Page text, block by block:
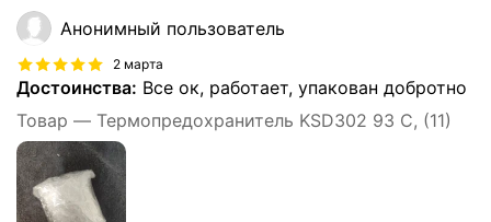
Анонимный пользователь
2 марта
Достоинства: Все ок, работает, упакован добротно
Товар — Термопредохранитель KSD302 93 C, (11)